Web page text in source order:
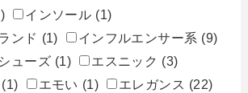
インソール (1)
ンド (1) インフルエンサー系 (9)
ューズ (1) エスニック (3)
(1) エモい (1) エレガンス (22)